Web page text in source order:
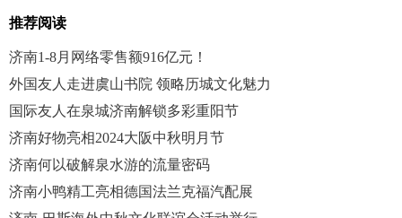
推荐阅读
济南1-8月网络零售额916亿元！
外国友人走进虞山书院 领略历城文化魅力
国际友人在泉城济南解锁多彩重阳节
济南好物亮相2024大阪中秋明月节
济南何以破解泉水游的流量密码
济南小鸭精工亮相德国法兰克福汽配展